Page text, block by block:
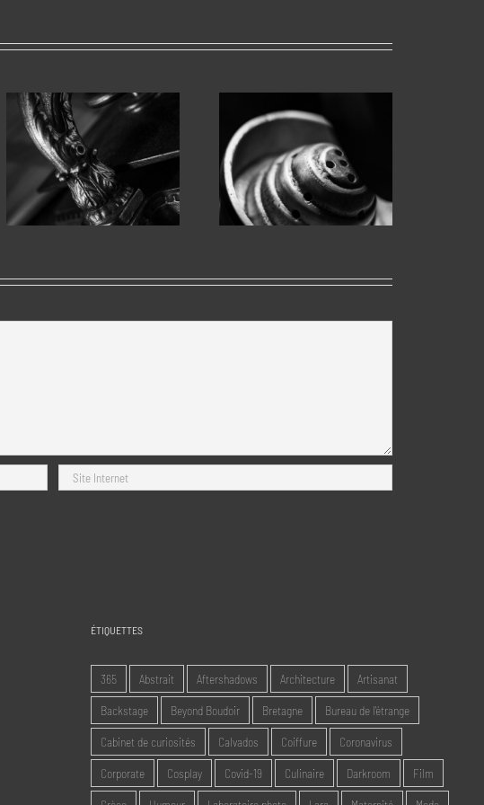
ÉTIQUETTES
365 Abstrait Aftershadows Architecture Artisanat
Backstage Beyond Boudoir Bretagne Bureau de l'étrange
Cabinet de curiosités Calvados Coiffure Coronavirus
Corporate Cosplay Covid-19 Culinaire Darkroom Film